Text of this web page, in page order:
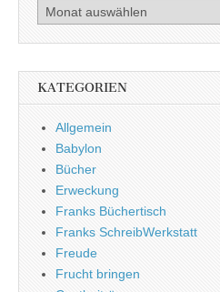
Archiv
KATEGORIEN
Allgemein
Babylon
Bücher
Erweckung
Franks Büchertisch
Franks SchreibWerkstatt
Freude
Frucht bringen